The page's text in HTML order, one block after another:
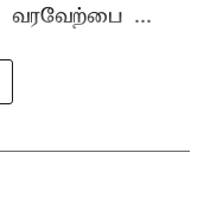
வரவேற்பை ...